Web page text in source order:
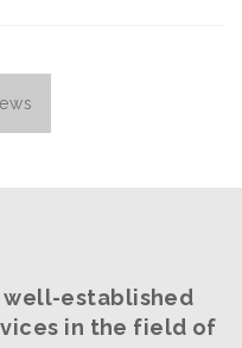
well-established
in the field of